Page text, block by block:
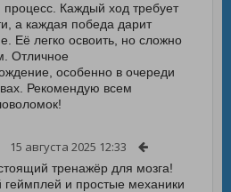
процесс. Каждый ход требует
а каждая победа дарит
Её легко освоить, но сложно
Отличное
особенно в очереди
Рекомендую всем
15 августа 2025 12:33
тренажёр для мозга!
геймплей и простые механики